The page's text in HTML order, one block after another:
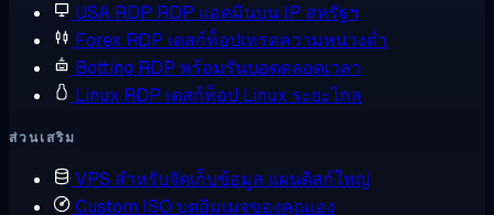
USA RDP RDP แอดมินบน IP สหรัฐฯ
Forex RDP เดสก์ท็อปเทรดความหน่วงต่ำ
Botting RDP พร้อมรันบอตตลอดเวลา
Linux RDP เดสก์ท็อป Linux ระยะไกล
ส่วนเสริม
VPS สำหรับจัดเก็บข้อมูล แผนดิสก์ใหญ่
Custom ISO บูตอิมเมจของคุณเอง